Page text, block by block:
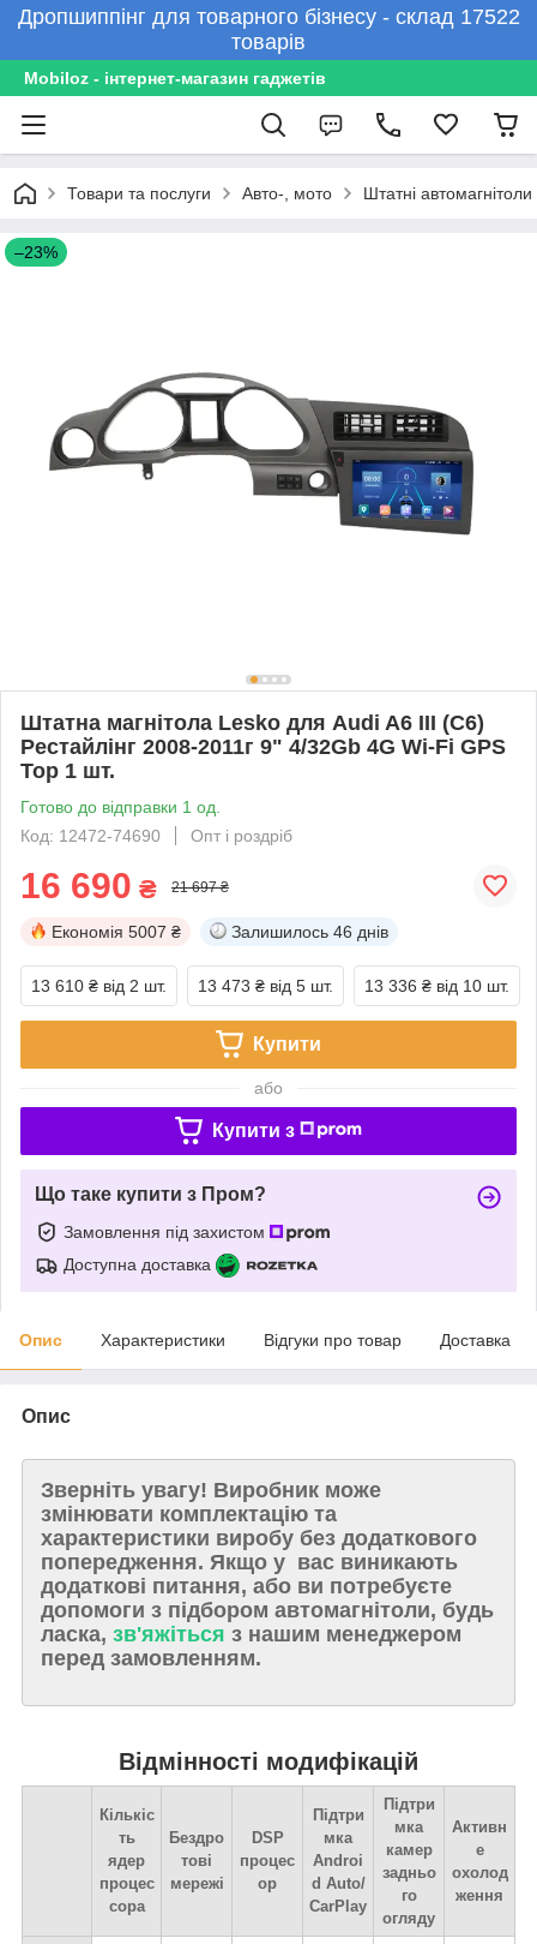
Дропшиппінг для товарного бізнесу - склад 17522
товарів
Mobiloz - інтернет-магазин гаджетів
Товари та послуги Авто-, мото Штатні автомагнітоли
–23%
Штатна магнітола Lesko для Audi A6 III (C6)
Рестайлінг 2008-2011г 9" 4/32Gb 4G Wi-Fi GPS
Top 1 шт.
Готово до відправки 1 од.
Код: 12472-74690
Опт і роздріб
16 690 ₴ 21 697 ₴
Економія 5007 ₴ Залишилось 46 днів
13 610 ₴ від 2 шт. 13 473 ₴ від 5 шт. 13 336 ₴ від 10 шт.
Купити
або
Купити з
Що таке купити з Пром?
Замовлення під захистом
Доступна доставка
Опис Характеристики Відгуки про товар Доставка
Опис
Зверніть увагу! Виробник може
змінювати комплектацію та
характеристики виробу без додаткового
попередження. Якщо у вас виникають
додаткові питання, або ви потребуєте
допомоги з підбором автомагнітоли, будь
ласка, зв'яжіться з нашим менеджером
перед замовленням.
Відмінності модифікацій
Кількіс
ть
ядер
процес
сора
Бездро
тові
мережі
DSP
процес
ор
Підтри
мка
Androi
d Auto/
CarPlay
Підтри
мка
камер
задньо
го
огляду
Активн
е
охолод
ження